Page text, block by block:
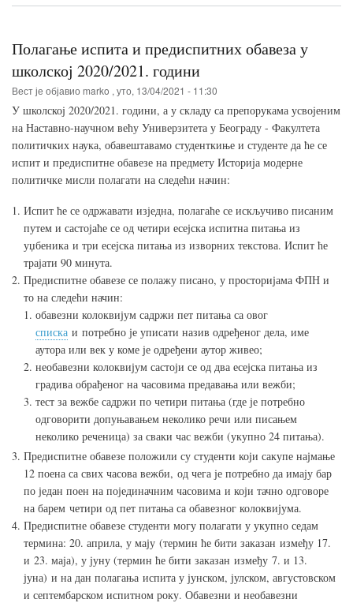
Полагање испита и предиспитних обавеза у
школској 2020/2021. години
Вест је објавио marko , уто, 13/04/2021 - 11:30
У школској 2020/2021. години, а у складу са препорукама усвојеним
на Наставно-научном већу Универзитета у Београду - Факултета
политичких наука, обавештавамо студенткиње и студенте да ће се
испит и предиспитне обавезе на предмету Историја модерне
политичке мисли полагати на следећи начин:
Испит ће се одржавати изједна, полагаће се искључиво писаним
путем и састојаће се од четири есејска испитна питања из
уџбеника и три есејска питања из изворних текстова. Испит ће
трајати 90 минута.
Предиспитне обавезе се полажу писано, у просторијама ФПН и
то на следећи начин:
обавезни колоквијум садржи пет питања са овог
списка и потребно је уписати назив одређеног дела, име
аутора или век у коме је одређени аутор живео;
необавезни колоквијум састоји се од два есејска питања из
градива обрађеног на часовима предавања или вежби;
тест за вежбе садржи по четири питања (где је потребно
одговорити допуњавањем неколико речи или писањем
неколико реченица) за сваки час вежби (укупно 24 питања).
Предиспитне обавезе положили су студенти који сакупе најмање
12 поена са свих часова вежби, од чега је потребно да имају бар
по један поен на појединачним часовима и који тачно одговоре
на барем четири од пет питања са обавезног колоквијума.
Предиспитне обавезе студенти могу полагати у укупно седам
термина: 20. априла, у мају (термин ће бити заказан између 17.
и 23. маја), у јуну (термин ће бити заказан између 7. и 13.
јуна) и на дан полагања испита у јунском, јулском, августовском
и септембарском испитном року. Обавезни и необавезни